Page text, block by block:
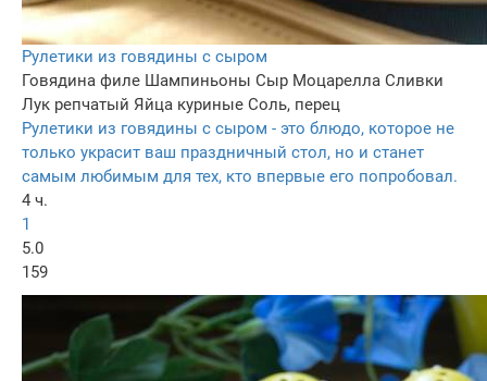
Рулетики из говядины с сыром
Говядина филе Шампиньоны Сыр Моцарелла Сливки
Лук репчатый Яйца куриные Соль, перец
Рулетики из говядины с сыром - это блюдо, которое не
только украсит ваш праздничный стол, но и станет
самым любимым для тех, кто впервые его попробовал.
4 ч.
1
5.0
159